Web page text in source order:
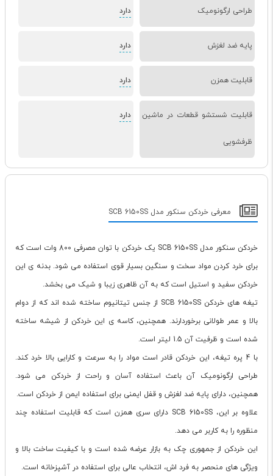
طراحی ارگونومیک دارد
پایه ضد لغزش دارد
قابلیت همزن دارد
قابلیت شستشو قطعات در ماشین
ظرفشویی
دارد
معرفی خردکن سنکور مدل SCB 6150SS
خردکن سنکور مدل SCB 6150SS یک خردکن با توان مصرفی 800 وات است که
برای خرد کردن مواد سخت و سنگین بسیار قوی استفاده می شود. بدنه ی این
خردکن سفید و استیل است که به آن ظاهری زیبا و شیک می بخشد.
تیغه های خردکن SCB 6150SS از جنس تیتانیوم ساخته شده اند که از دوام
بالا و عمر طولانی برخوردارند. همچنین، کاسه ی این خردکن از شیشه ساخته
شده است و ظرفیت آن 1.5 لیتر است.
با 4 پره تیغه، این خردکن قادر است مواد را به سرعت و کارایی بالا خرد کند.
طراحی ارگونومیک آن باعث استفاده آسان و راحت از خردکن می شود.
همچنین، دارای پایه ضد لغزش و قفل ایمنی برای استفاده ایمن از خردکن است.
علاوه بر این، SCB 6150SS دارای سری همزن است که قابلیت استفاده چند
منظوره را به کاربر می دهد.
این خردکن از جمهوری چک به بازار عرضه شده است و با کیفیت ساخت بالا و
ویژگی های منحصر به فرد اش، انتخاب عالی برای استفاده در آشپزخانه است.